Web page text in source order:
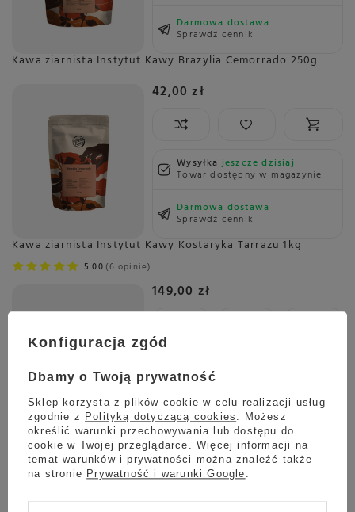
Darmowa dostawa
Sprawdź cennik
Kawa ziarnista Instytut Kawy Brazylia Cemorrado 250g
42,00 zł
Wysyłkajeszcze dzisiaj
Towar dostępny w magazynie
Darmowa dostawa
Sprawdź cennik
Kawa ziarnista Instytut Kawy Kostaryka Tarrazu 1kg
5.00 6 opinie
149,00 zł
Towar dostępny w magazynie
Darmowa dostawa
Sprawdź cennik
Kawa ziarnista Instytut Kawy Kostaryka Tarrazu 250g
5.00 6 opinie
Konfiguracja zgód
Dbamy o Twoją prywatność
Sklep korzysta z plików cookie w celu realizacji usług
zgodnie z Polityką dotyczącą cookies
. Możesz
określić warunki przechowywania lub dostępu do
cookie w Twojej przeglądarce. Więcej informacji na
temat warunków i prywatności można znaleźć także
na stronie Prywatność i warunki Google